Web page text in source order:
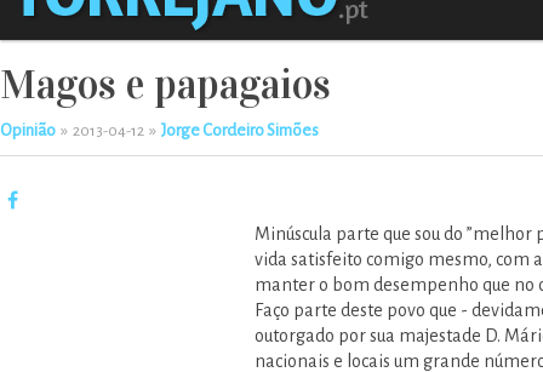
Magos e papagaios
Opinião » 2013-04-12 » Jorge Cordeiro Simões
Minúscula parte que sou do
vida satisfeito comigo mesmo, com
manter o bom desempenho que no
Faço parte deste povo que -
outorgado por sua majestade D.
nacionais e locais um grande